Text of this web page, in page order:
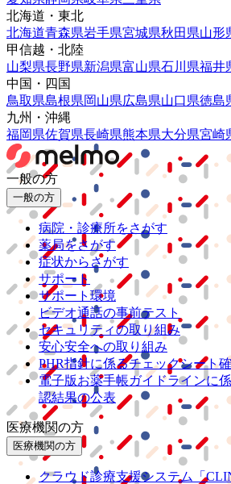
北海道・東北
北海道青森県岩手県宮城県秋田県山形
甲信越・北陸
山梨県長野県新潟県富山県石川県福井
中国・四国
鳥取県島根県岡山県広島県山口県徳島
九州・沖縄
福岡県佐賀県長崎県熊本県大分県宮崎
一般の方
一般の方
病院・診療所をさがす
薬局をさがす
症状からさがす
サポート
サポート環境
ビデオ通話の事前テスト
セキュリティの取り組み
安心安全への取り組み
PHR指針に係るチェックシート
電子版お薬手帳ガイドラインに
認結果の公表
医療機関の方
医療機関の方
クラウド診療支援システム
「